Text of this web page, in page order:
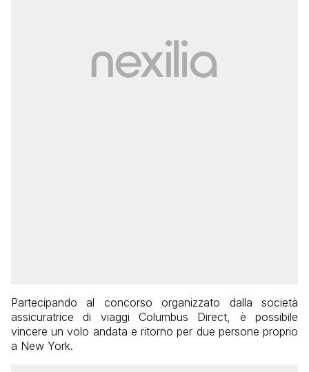
Partecipando al concorso organizzato dalla società
assicuratrice di viaggi Columbus Direct, è possibile
vincere un volo andata e ritorno per due persone proprio
a New York.